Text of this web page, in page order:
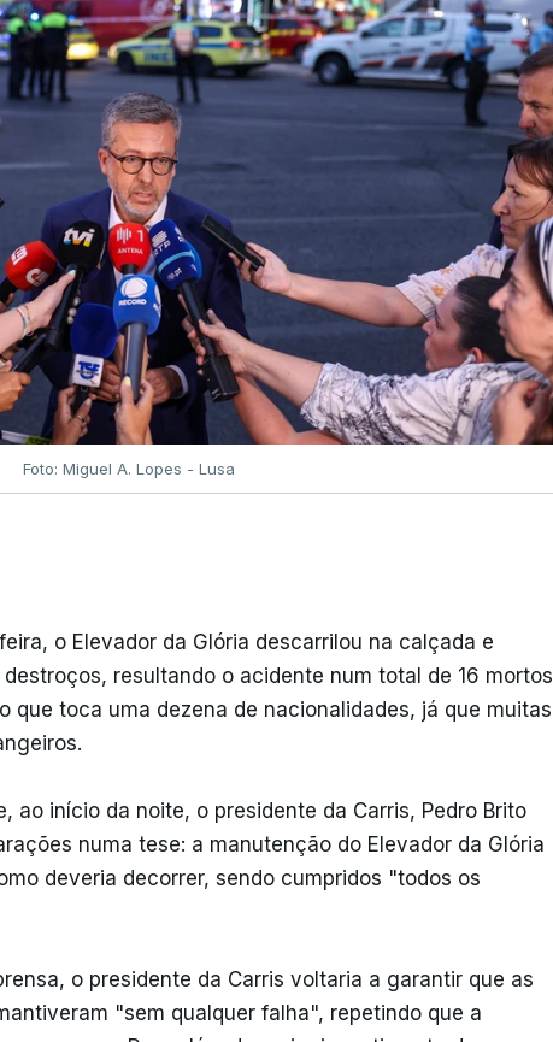
Foto: Miguel A. Lopes - Lusa
o Elevador da Glória descarrilou na calçada e
resultando o acidente num total de 16 mortos
que toca uma dezena de nacionalidades, já que muitas
ao início da noite, o presidente da Carris, Pedro Brito
numa tese: a manutenção do Elevador da Glória
deveria decorrer, sendo cumpridos "todos os
o presidente da Carris voltaria a garantir que as
"sem qualquer falha", repetindo que a